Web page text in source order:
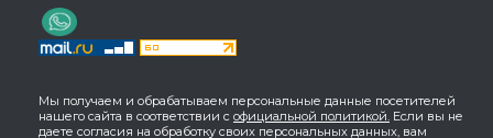
Мы получаем и обрабатываем персональные данные посетителей
нашего сайта в соответствии с официальной политикой. Если вы не
даете согласия на обработку своих персональных данных, вам